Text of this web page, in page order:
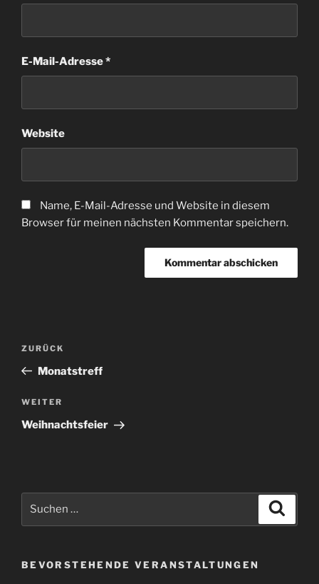
E-Mail-Adresse*
Website
Name, E-Mail-Adresse und Website in diesem
Browser für meinen nächsten Kommentar speichern.
Beitragsnavigation
Vorheriger
Beitrag
ZURÜCK
Monatstreff
Nächster
Beitrag
WEITER
Weihnachtsfeier
BEVORSTEHENDE VERANSTALTUNGEN